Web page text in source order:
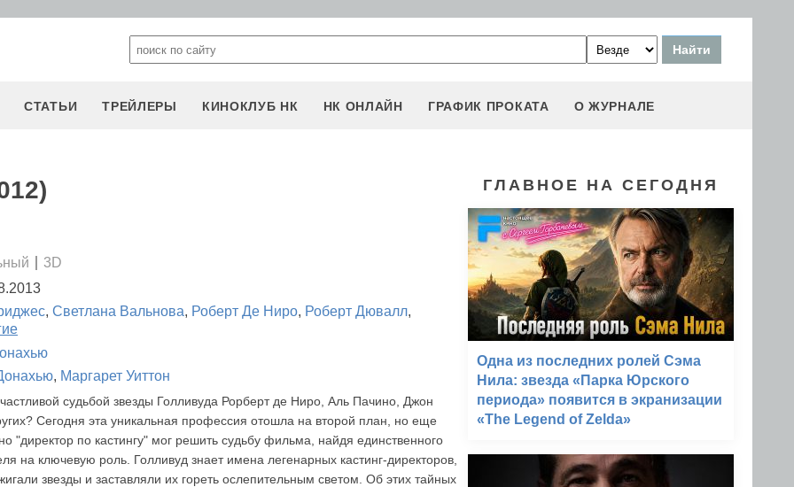
СТАТЬИ ТРЕЙЛЕРЫ КИНОКЛУБ НК НК ОНЛАЙН ГРАФИК ПРОКАТА О ЖУРНАЛЕ
3D
, Светлана Вальнова, Роберт Де Ниро, Роберт Дювалл,
, Маргарет Уиттон
судьбой звезды Голливуда Рорберт де Ниро, Аль Пачино, Джон
Сегодня эта уникальная профессия отошла на второй план, но еще
"директор по кастингу" мог решить судьбу фильма, найдя единственного
на ключевую роль. Голливуд знает имена легенарных кастинг-директоров,
звезды и заставляли их гореть ослепительным светом. Об этих тайных
ГЛАВНОЕ НА СЕГОДНЯ
Одна из последних ролей Сэма
Нила: звезда «Парка Юрского
периода» появится в экранизации
«The Legend of Zelda»